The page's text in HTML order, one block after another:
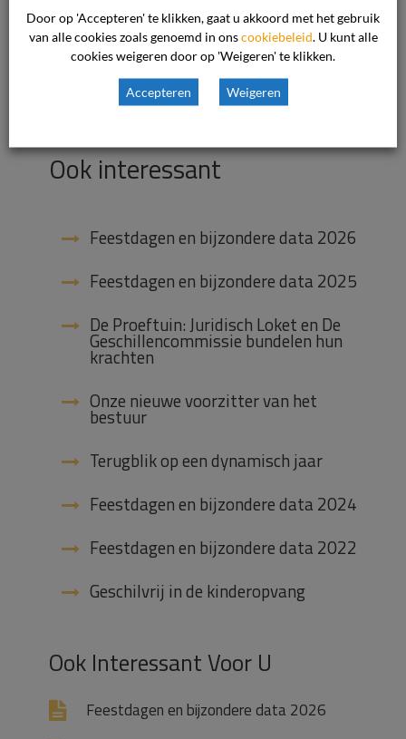
oudercommissie.
1 januari 2017
Ook interessant
Feestdagen en bijzondere data 2026
Feestdagen en bijzondere data 2025
De Proeftuin: Juridisch Loket en De
Geschillencommissie bundelen hun
krachten
Onze nieuwe voorzitter van het
bestuur
Terugblik op een dynamisch jaar
Feestdagen en bijzondere data 2024
Feestdagen en bijzondere data 2022
Geschilvrij in de kinderopvang
Ook Interessant Voor U
Feestdagen en bijzondere data 2026
Door op 'Accepteren' te klikken, gaat u akkoord met het gebruik
van alle cookies zoals genoemd in onscookiebeleid . U kunt alle
cookies weigeren door op 'Weigeren' te klikken.
Accepteren Weigeren